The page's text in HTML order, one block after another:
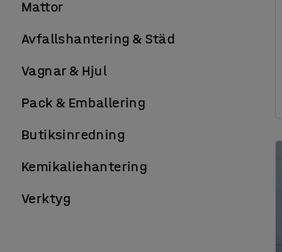
Mattor
Avfallshantering & Städ
Vagnar & Hjul
Pack & Emballering
Butiksinredning
Kemikaliehantering
Verktyg